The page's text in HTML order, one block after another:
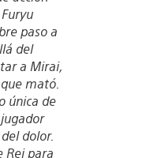
paso a
del
a Mirai,
mató.
única de
dolor.
Rei para